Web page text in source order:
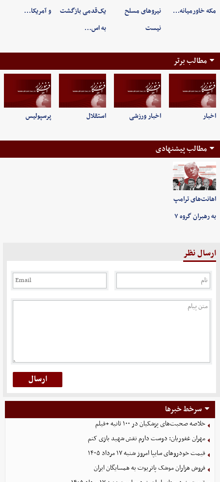
مکه خاورمیانه…
نیروهای مسلح
نیست
یک‌قدمی بازگشت
به اس…
و آمریکا…
مطالب برتر
اخبار اخبار ورزشی استقلال پرسپولیس
مطالب پیشنهادی
اهانت‌های ترامپ
به رهبران گروه ۷
ارسال نظر
سرخط خبرها
خلاصه صحبت‌های پزشکیان در ۱۰۰ ثانیه +فیلم
مهران غفوریان: دوست دارم نقش شهید بازی کنم
قیمت خودرو‌های سایپا امروز شنبه ۱۷ مرداد ۱۴۰۵
فروش هزاران موشک پاتریوت به همسایگان ایران